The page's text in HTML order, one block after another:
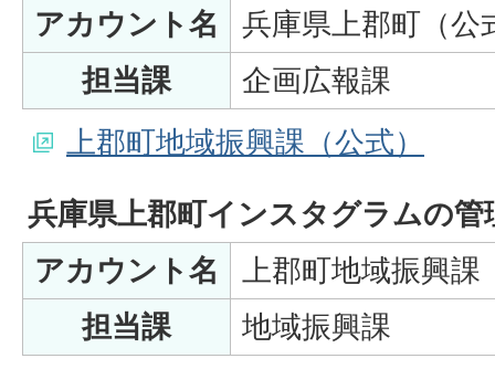
アカウント名
兵庫県上郡町（公
担当課
企画広報課
上郡町地域振興課（公式）
兵庫県上郡町インスタグラムの管
アカウント名
上郡町地域振興課
担当課
地域振興課